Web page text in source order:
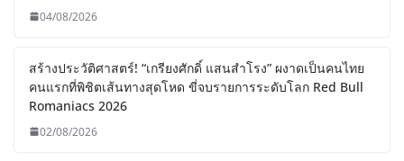
04/08/2026
สร้างประวัติศาสตร์! “เกรียงศักดิ์ แสนสำโรง” ผงาดเป็นคนไทย
คนแรกที่พิชิตเส้นทางสุดโหด ขี่จบรายการระดับโลก Red Bull
Romaniacs 2026
02/08/2026